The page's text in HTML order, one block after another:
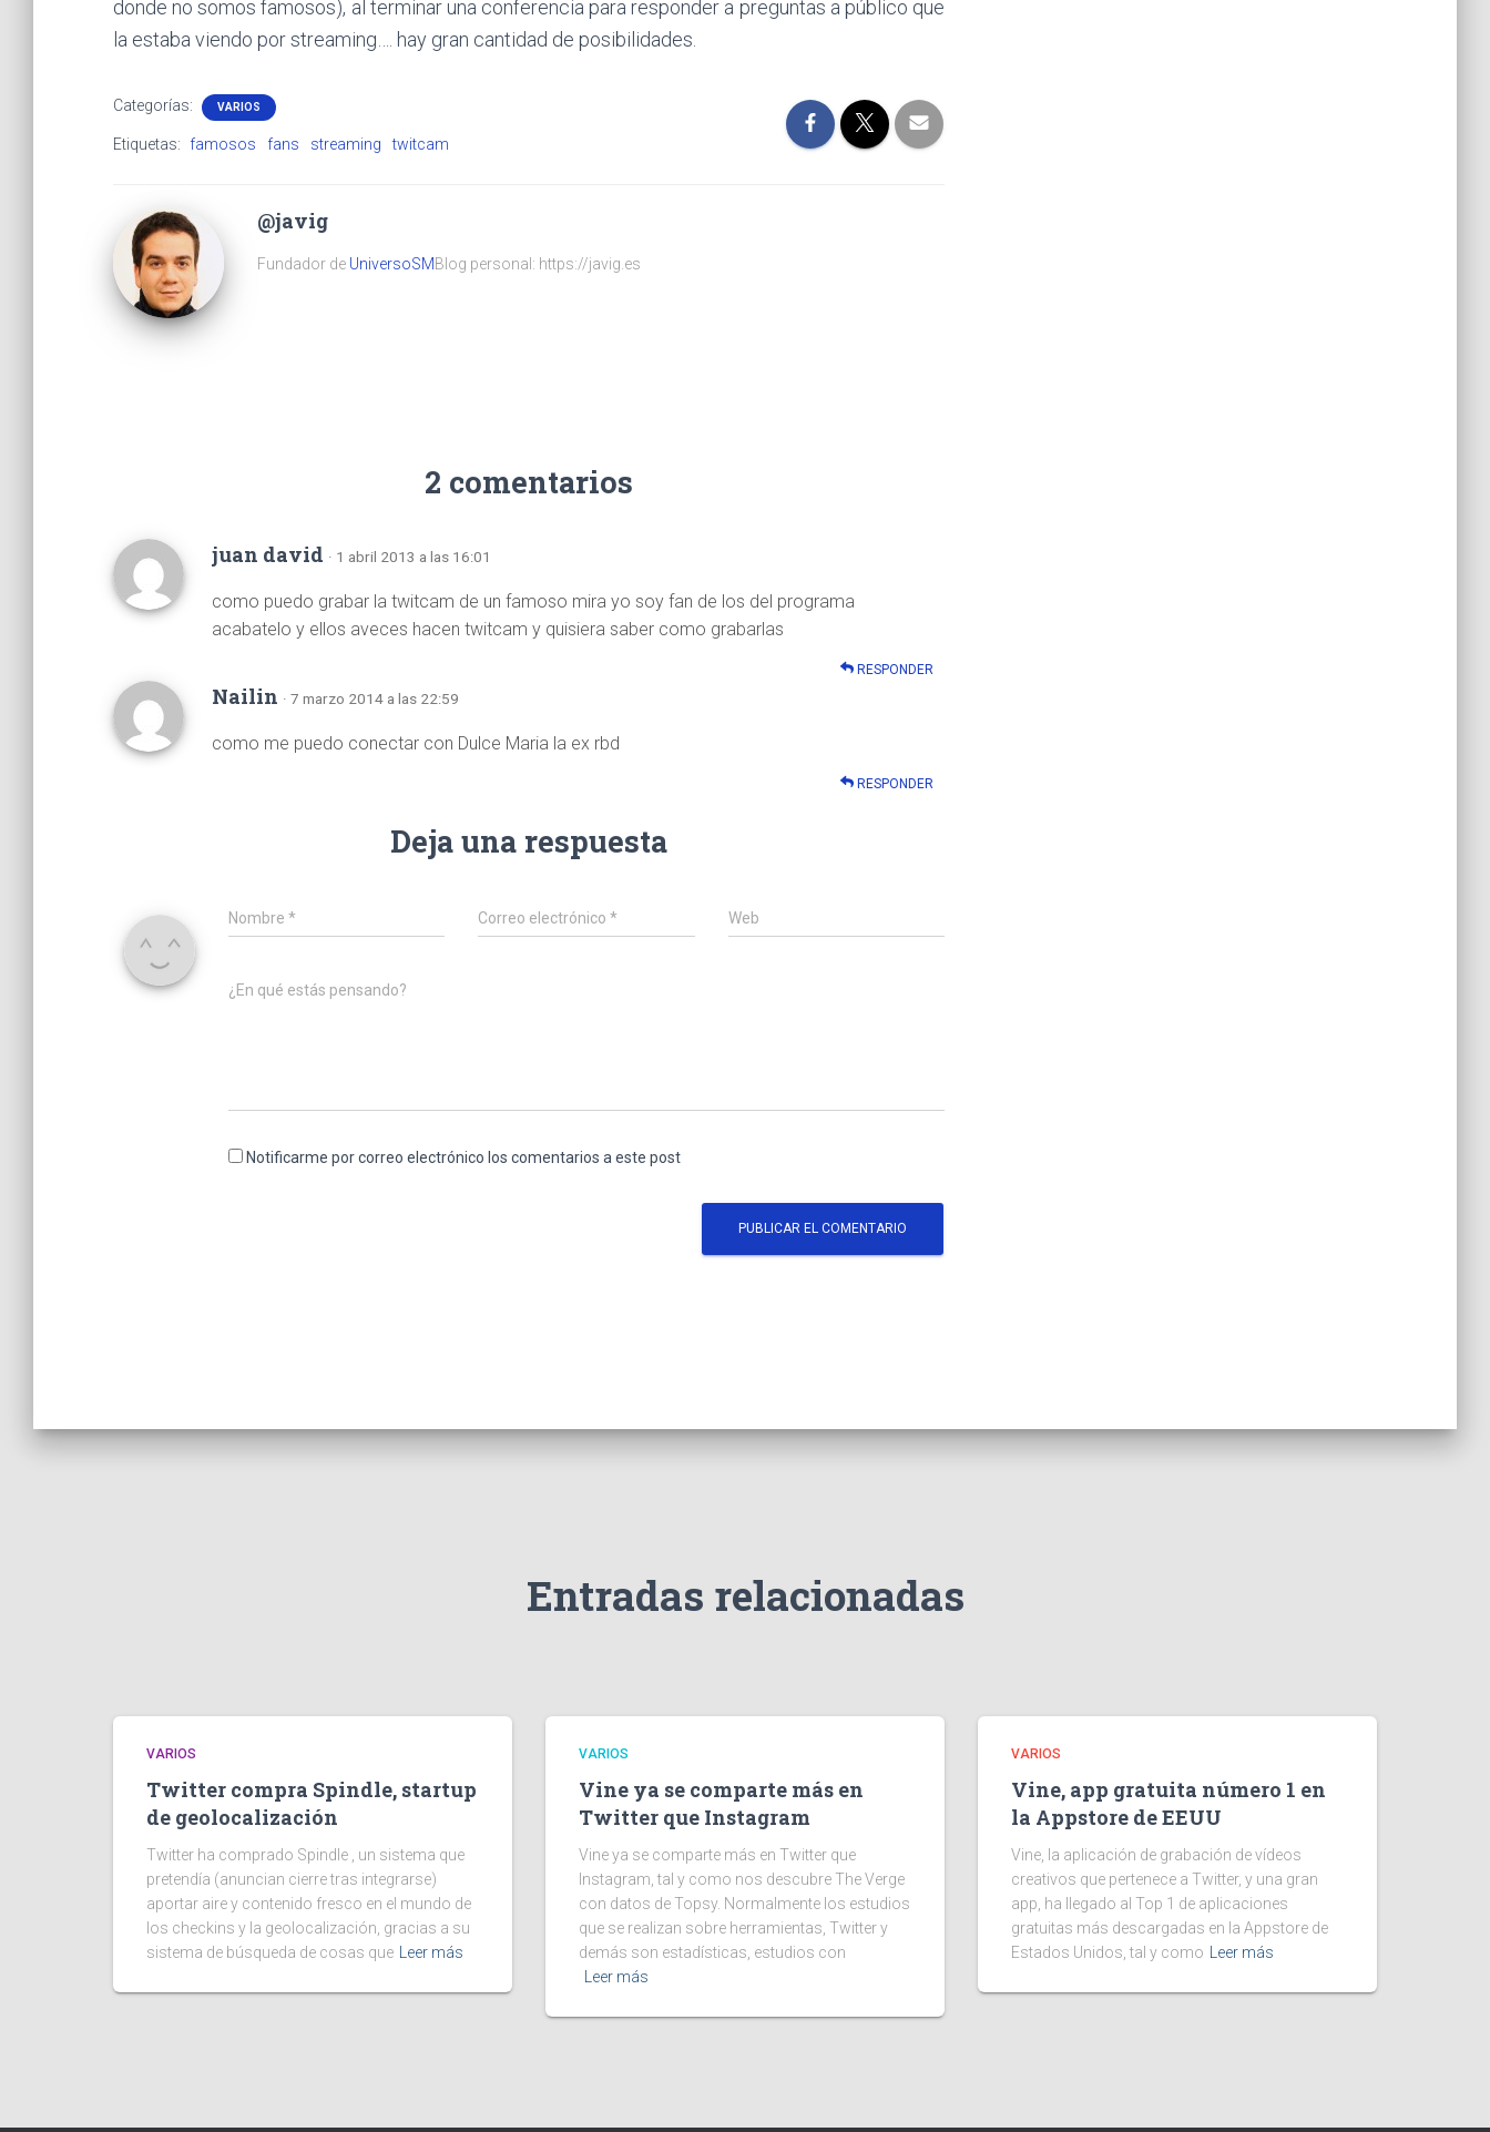
donde no somos famosos), al terminar una conferencia para responder a preguntas a público que
la estaba viendo por streaming…. hay gran cantidad de posibilidades.
Categorías: VARIOS
Etiquetas: famosos fans streaming twitcam
@javig
Fundador de UniversoSMBlog personal: https://javig.es
2 comentarios
juan david · 1 abril 2013 a las 16:01
como puedo grabar la twitcam de un famoso mira yo soy fan de los del programa
acabatelo y ellos aveces hacen twitcam y quisiera saber como grabarlas
RESPONDER
Nailin · 7 marzo 2014 a las 22:59
como me puedo conectar con Dulce Maria la ex rbd
RESPONDER
Deja una respuesta
Nombre * Correo electrónico* Web
¿En qué estás pensando?
Notificarme por correo electrónico los comentarios a este post
Entradas relacionadas
VARIOS
Twitter compra Spindle, startup
de geolocalización
Twitter ha comprado Spindle , un sistema que
pretendía (anuncian cierre tras integrarse)
aportar aire y contenido fresco en el mundo de
los checkins y la geolocalización, gracias a su
sistema de búsqueda de cosas que
Leer más
VARIOS
Vine ya se comparte más en
Twitter que Instagram
Vine ya se comparte más en Twitter que
Instagram, tal y como nos descubre The Verge
con datos de Topsy. Normalmente los estudios
que se realizan sobre herramientas, Twitter y
demás son estadísticas, estudios con
Leer más
VARIOS
Vine, app gratuita número 1 en
la Appstore de EEUU
Vine, la aplicación de grabación de vídeos
creativos que pertenece a Twitter, y una gran
app, ha llegado al Top 1 de aplicaciones
gratuitas más descargadas en la Appstore de
Estados Unidos, tal y como
Leer más